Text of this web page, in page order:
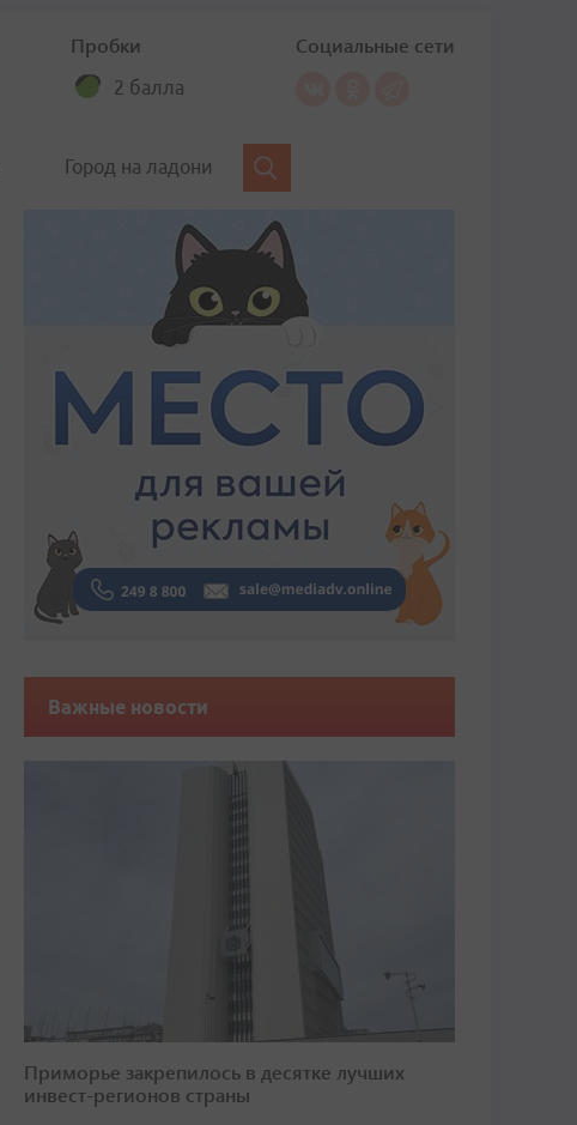
Пробки
2 балла
Социальные сети
Город на ладони
Важные новости
Приморье закрепилось в десятке лучших
инвест-регионов страны